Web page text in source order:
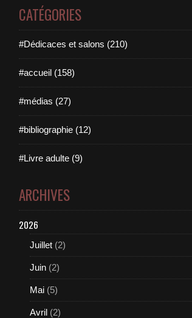
CATÉGORIES
#Dédicaces et salons (210)
#accueil (158)
#médias (27)
#bibliographie (12)
#Livre adulte (9)
ARCHIVES
2026
Juillet (2)
Juin (2)
Mai (5)
Avril (2)